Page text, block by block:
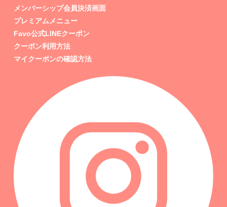
メンバーシップ会員決済画面
プレミアムメニュー
Favo公式LINEクーポン
クーポン利用方法
マイクーポンの確認方法